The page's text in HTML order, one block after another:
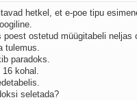
hetkel, et e-poe tipu
ostetud müügitabeli neljas
tulemus.
paradoks.
kohal.
seletada?